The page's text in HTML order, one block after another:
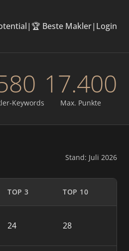
| 🏆 Beste Makler| Login
Keywords
17.400
Max. Punkte
Stand: Juli 2026
TOP 3 TOP 10
24 28